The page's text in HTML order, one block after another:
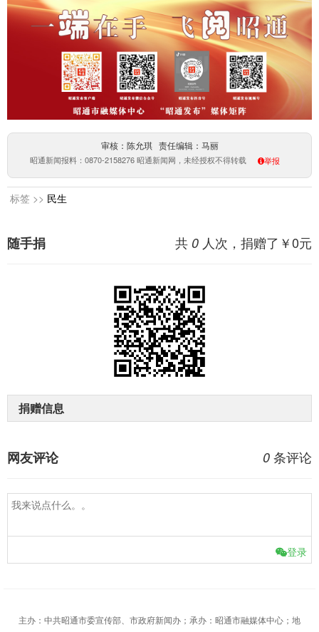
审核：陈允琪 责任编辑：马丽
昭通新闻报料：0870-2158276 昭通新闻网，未经授权不得转载 举报
标签 >> 民生
共 0 人次，捐赠了￥0元
随手捐
捐赠信息
0 条评论
网友评论
登录
主办：中共昭通市委宣传部、市政府新闻办；承办：昭通市融媒体中心；地